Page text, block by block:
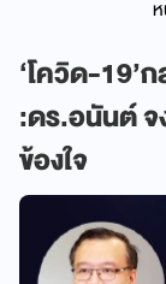
‘โควิด-19’
:ดร.อนันต์ จ
ข้องใจ